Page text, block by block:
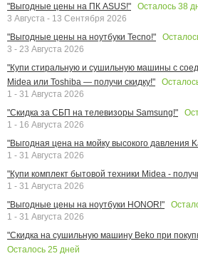
"Выгодные цены на ПК ASUS!"
Осталось 38
3 Августа - 13 Сентября 2026
"Выгодные цены на ноутбуки Tecno!"
3 - 23 Августа 2026
"Купи стиральную и сушильную машины с
Midea или Toshiba — получи скидку!"
1 - 31 Августа 2026
"Скидка за СБП на телевизоры Samsung!"
1 - 16 Августа 2026
"Выгодная цена на мойку высокого давления
1 - 31 Августа 2026
"Купи комплект бытовой техники Midea -
1 - 31 Августа 2026
"Выгодные цены на ноутбуки HONOR!"
1 - 31 Августа 2026
"Скидка на сушильную машину Beko при
Осталось 25 дней